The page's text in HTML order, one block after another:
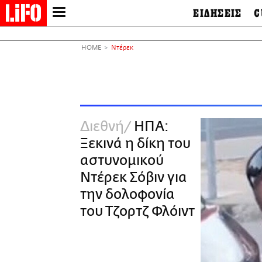
NEWSLETTER
ΑΜΠΑ
PRINT
ΕΙΔΗΣΕΙΣ
Tech &
European Lifo
&
HOME Ντέρεκ
Διεθνή
ΗΠΑ:
Ξεκινά η δίκη του
αστυνομικού
Ντέρεκ Σόβιν για
την δολοφονία
του Τζορτζ Φλόιντ